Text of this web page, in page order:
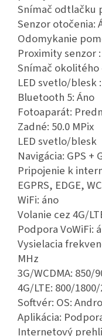
Snímač odtlačku
Senzor otočenia:
Odomykanie
Proximity senzor
Snímač okolitého
LED svetlo/blesk
Bluetooth 5: Áno
Fotoaparát:
Zadné: 50.0 MPix
LED svetlo/blesk
Navigácia: GPS +
Pripojenie k
EGPRS, EDGE,
WiFi: áno
Volanie cez 4G/
Podpora VoWiFi:
Vysielacia
MHz
3G/WCDMA: 850/
4G/LTE: 800/
Softvér: OS:
Aplikácia:
Internetový